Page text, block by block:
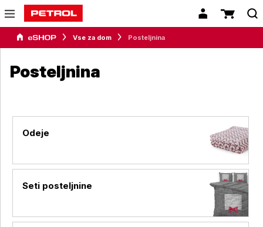
Vse za dom Posteljnina
Posteljnina
Odeje
Seti posteljnine